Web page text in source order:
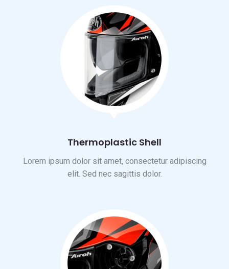
Thermoplastic Shell
Lorem ipsum dolor sit amet, consectetur adipiscing
elit. Sed nec sagittis dolor.